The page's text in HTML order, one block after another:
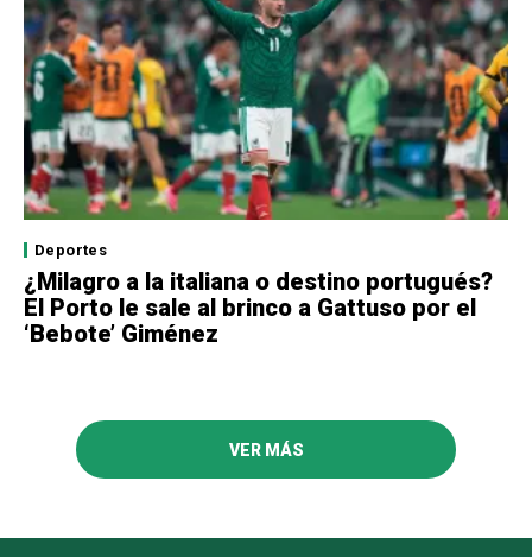
Deportes
¿Milagro a la italiana o destino portugués?
El Porto le sale al brinco a Gattuso por el
‘Bebote’ Giménez
VER MÁS